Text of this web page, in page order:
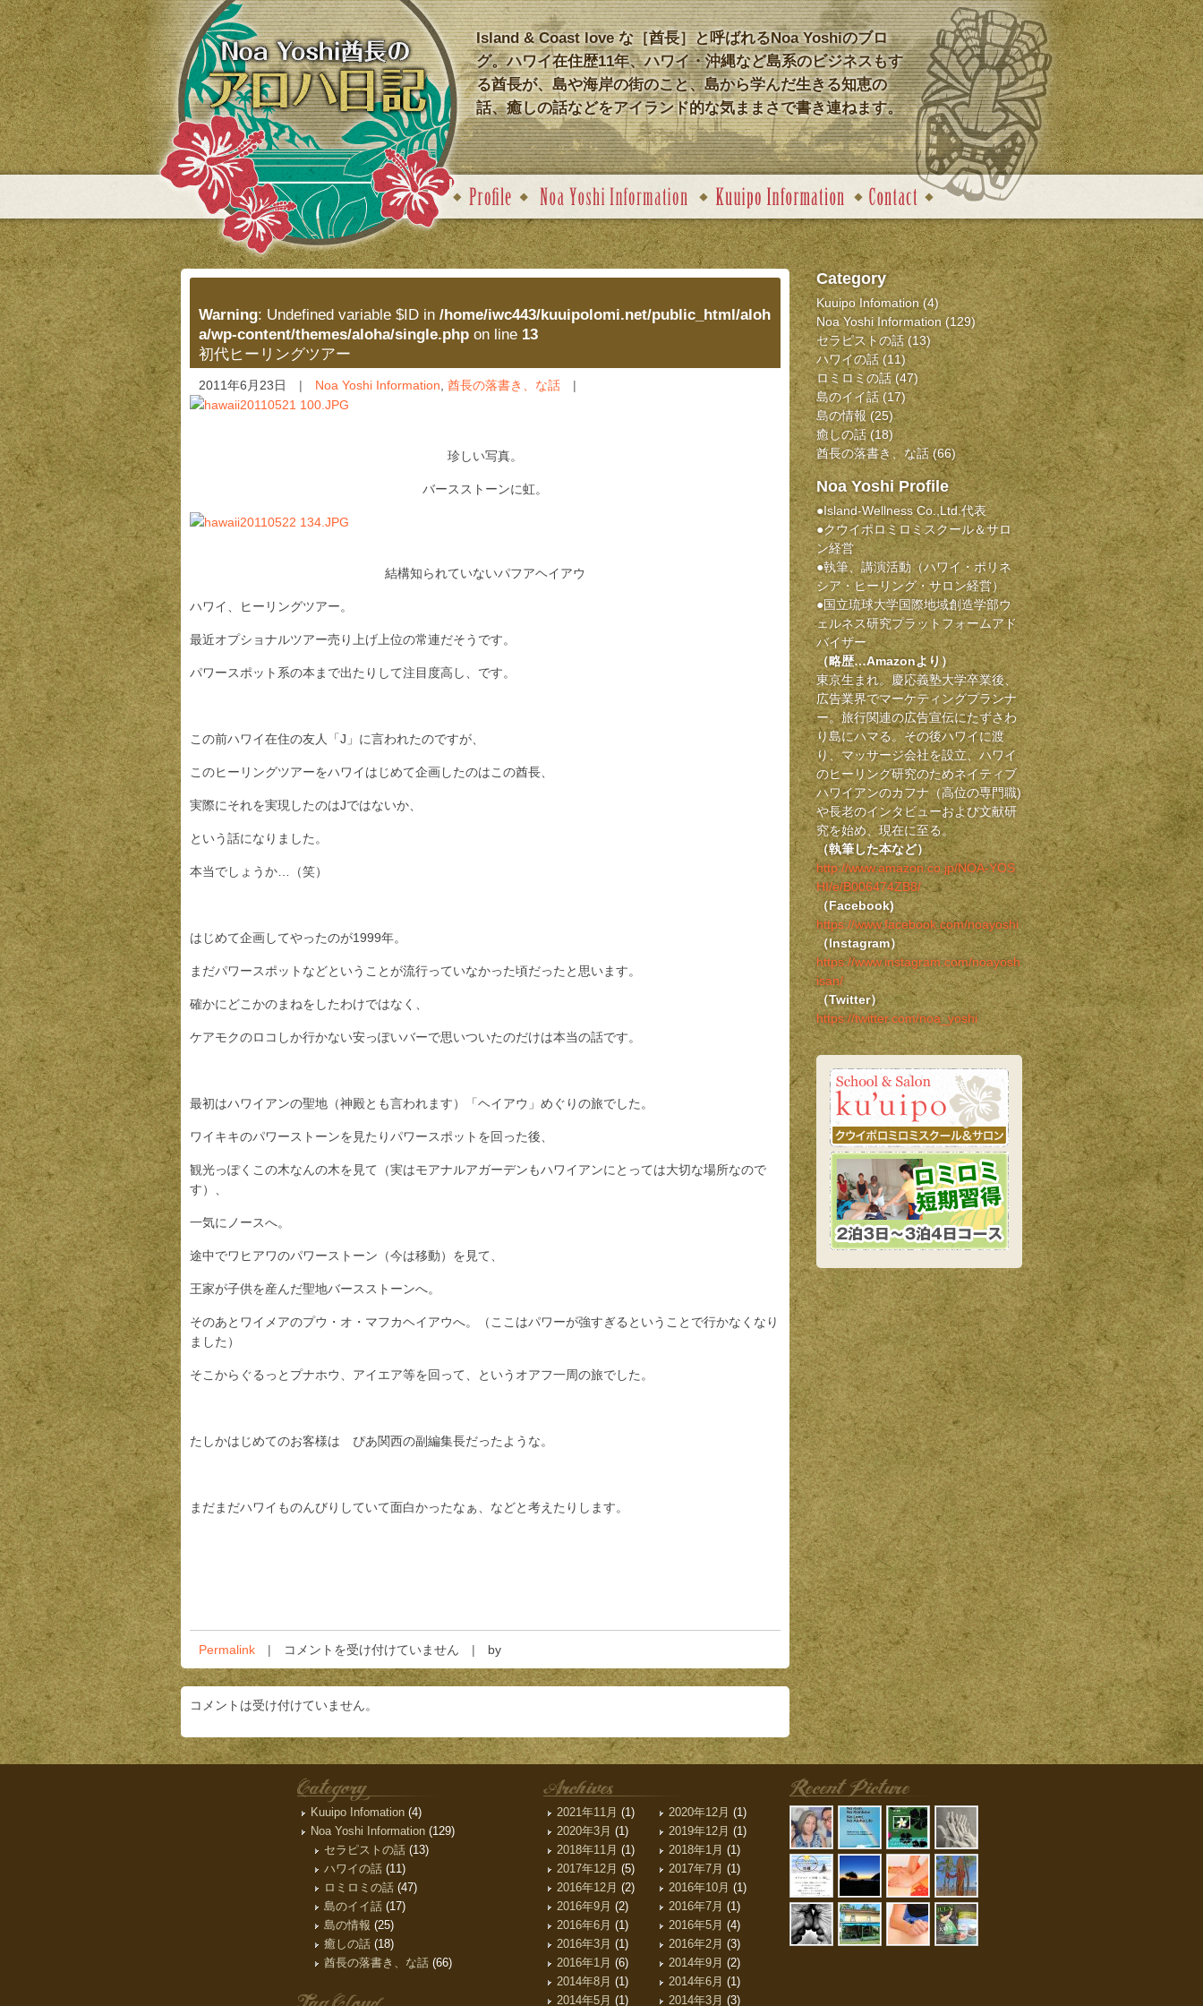
NOA YOSHI 酋長のアロハ日記
Island & Coast love な［酋長］と呼ばれるNoa Yoshiのブロ
グ。ハワイ在住歴11年、ハワイ・沖縄など島系のビジネスもす
る酋長が、島や海岸の街のこと、島から学んだ生きる知恵の
話、癒しの話などをアイランド的な気ままさで書き連ねます。
Warning: Undefined variable $ID in /home/iwc443/kuuipolomi.net/public_html/aloh
a/wp-content/themes/aloha/single.php on line 13
初代ヒーリングツアー
2011年6月23日 Noa Yoshi Information 酋長の落書き、な話
珍しい写真。
バースストーンに虹。
結構知られていないパフアヘイアウ
ハワイ、ヒーリングツアー。
最近オプショナルツアー売り上げ上位の常連だそうです。
パワースポット系の本まで出たりして注目度高し、です。
この前ハワイ在住の友人「J」に言われたのですが、
このヒーリングツアーをハワイはじめて企画したのはこの酋長、
実際にそれを実現したのはJではないか、
という話になりました。
本当でしょうか…（笑）
はじめて企画してやったのが1999年。
まだパワースポットなどということが流行っていなかった頃だったと思います。
確かにどこかのまねをしたわけではなく、
ケアモクのロコしか行かない安っぽいバーで思いついたのだけは本当の話です。
最初はハワイアンの聖地（神殿とも言われます）「ヘイアウ」めぐりの旅でした。
ワイキキのパワーストーンを見たりパワースポットを回った後、
観光っぽくこの木なんの木を見て（実はモアナルアガーデンもハワイアンにとっては大切な場所なので
す）、
一気にノースへ。
途中でワヒアワのパワーストーン（今は移動）を見て、
王家が子供を産んだ聖地バースストーンへ。
そのあとワイメアのプウ・オ・マフカヘイアウへ。（ここはパワーが強すぎるということで行かなくなり
ました）
そこからぐるっとプナホウ、アイエア等を回って、というオアフ一周の旅でした。
たしかはじめてのお客様は ぴあ関西の副編集長だったような。
まだまだハワイものんびりしていて面白かったなぁ、などと考えたりします。
Permalink
初
代
ヒ
ー
ン
グ
コメントを受け付けていません by
コメントは受け付けていません。
Category
Kuuipo Infomation(4)
Noa Yoshi Information(129)
セラピストの話(13)
ハワイの話(11)
ロミロミの話(47)
島のイイ話(17)
島の情報(25)
癒しの話(18)
酋長の落書き、な話(66)
Noa Yoshi Profile
●Island-Wellness Co.,Ltd.代表
●クウイポロミロミスクール＆サロ
ン経営
●執筆、講演活動（ハワイ・ポリネ
シア・ヒーリング・サロン経営）
●国立琉球大学国際地域創造学部ウ
ェルネス研究プラットフォームアド
バイザー
（略歴…Amazonより）
東京生まれ。慶応義塾大学卒業後、
広告業界でマーケティングプランナ
ー。旅行関連の広告宣伝にたずさわ
り島にハマる。その後ハワイに渡
り、マッサージ会社を設立、ハワイ
のヒーリング研究のためネイティブ
ハワイアンのカフナ（高位の専門職)
や長老のインタビューおよび文献研
究を始め、現在に至る。
（執筆した本など）
http://www.amazon.co.jp/NOA-YOS
HI/e/B006474ZB8/
（Facebook)
https://www.facebook.com/noayoshi
（Instagram）
https://www.instagram.com/noayosh
isan/
（Twitter）
https://twitter.com/noa_yoshi
Kuuipo Infomation (4)
Noa Yoshi Information (129)
セラピストの話 (13)
ハワイの話 (11)
ロミロミの話 (47)
島のイイ話 (17)
島の情報 (25)
癒しの話 (18)
酋長の落書き、な話 (66)
2021年11月 (1) 2020年12月 (1)
2020年3月 (1) 2019年12月 (1)
2018年11月 (1) 2018年1月 (1)
2017年12月 (5) 2017年7月 (1)
2016年12月 (2) 2016年10月 (1)
2016年9月 (2) 2016年7月 (1)
2016年6月 (1) 2016年5月 (4)
2016年3月 (1) 2016年2月 (3)
2016年1月 (6) 2014年9月 (2)
2014年8月 (1) 2014年6月 (1)
2014年5月 (1) 2014年3月 (3)
最近のピクチャ